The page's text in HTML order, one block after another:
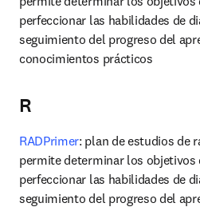
perfeccionar las habilidades de
seguimiento del progreso del
conocimientos prácticos
R
RADPrimer: plan de estudios de
permite determinar los objetivos
perfeccionar las habilidades de
seguimiento del progreso del